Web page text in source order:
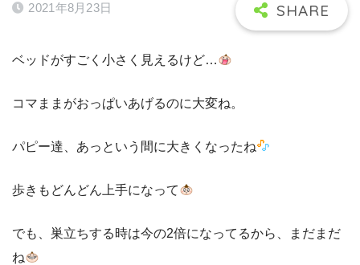
2021年8月23日
ベッドがすごく小さく見えるけど…
コマままがおっぱいあげるのに大変ね。
パピー達、あっという間に大きくなったね
歩きもどんどん上手になって
でも、巣立ちする時は今の2倍になってるから、まだまだ
ね